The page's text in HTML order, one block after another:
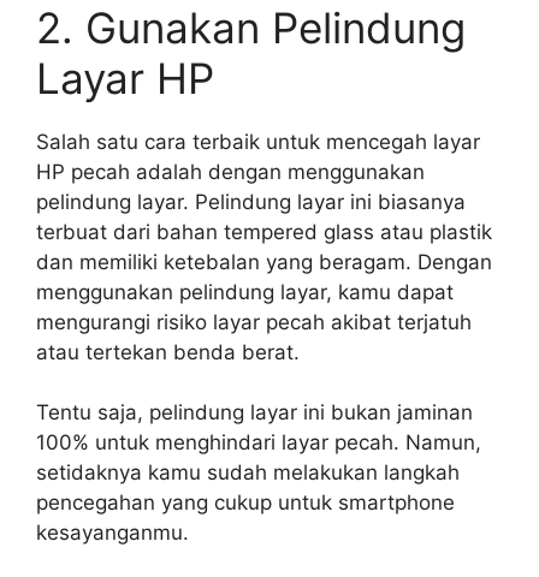
2. Gunakan Pelindung
Layar HP
Salah satu cara terbaik untuk mencegah layar
HP pecah adalah dengan menggunakan
pelindung layar. Pelindung layar ini biasanya
terbuat dari bahan tempered glass atau plastik
dan memiliki ketebalan yang beragam. Dengan
menggunakan pelindung layar, kamu dapat
mengurangi risiko layar pecah akibat terjatuh
atau tertekan benda berat.
Tentu saja, pelindung layar ini bukan jaminan
100% untuk menghindari layar pecah. Namun,
setidaknya kamu sudah melakukan langkah
pencegahan yang cukup untuk smartphone
kesayanganmu.